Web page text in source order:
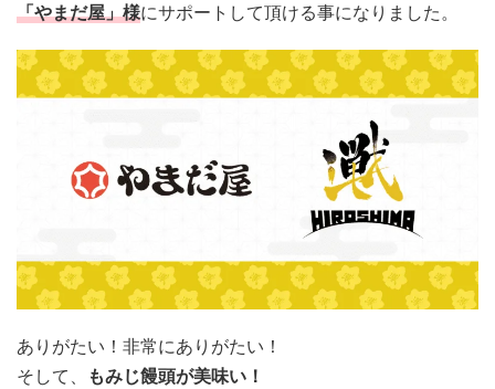
「やまだ屋」様にサポートして頂ける事になりました。
ありがたい！非常にありがたい！
そして、
もみじ饅頭が美味い！